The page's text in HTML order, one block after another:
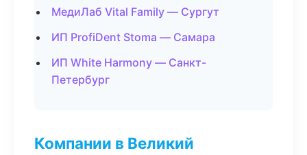
МедиЛаб Vital Family — Сургут
ИП ProfiDent Stoma — Самара
ИП White Harmony — Санкт-
Петербург
Компании в Великий